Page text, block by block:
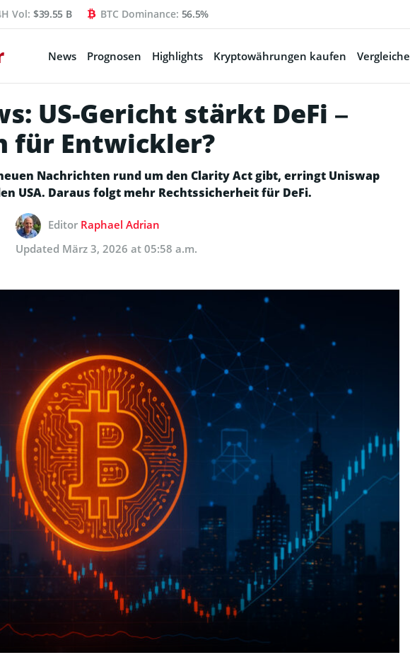
Vol: $39.55 B BTC Dominance: 56.5%
News Prognosen Highlights Kryptowährungen kaufen Vergleiche
US-Gericht stärkt DeFi –
für Entwickler?
Nachrichten rund um den Clarity Act gibt, erringt Uniswap
USA. Daraus folgt mehr Rechtssicherheit für DeFi.
Editor Raphael Adrian
Updated März 3, 2026 at 05:58 a.m.